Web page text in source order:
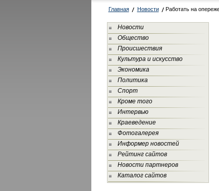
Главная Новости Работать на
Новости
Общество
Происшествия
Культура и искусство
Экономика
Политика
Спорт
Кроме того
Интервью
Краеведение
Фотогалерея
Информер новостей
Рейтинг сайтов
Новости партнеров
Каталог сайтов